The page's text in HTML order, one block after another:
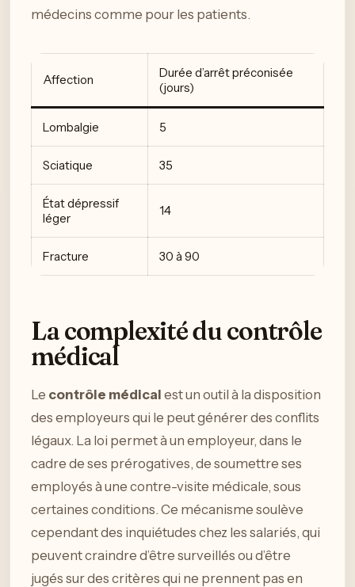
médecins comme pour les patients.
Affection
Durée d’arrêt préconisée
(jours)
Lombalgie 5
Sciatique 35
État dépressif
léger
14
Fracture 30 à 90
La complexité du contrôle
médical
Le contrôle médical est un outil à la disposition
des employeurs qui le peut générer des conflits
légaux. La loi permet à un employeur, dans le
cadre de ses prérogatives, de soumettre ses
employés à une contre-visite médicale, sous
certaines conditions. Ce mécanisme soulève
cependant des inquiétudes chez les salariés, qui
peuvent craindre d’être surveillés ou d’être
jugés sur des critères qui ne prennent pas en